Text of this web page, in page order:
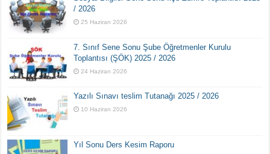
/ 2026
25 Haziran 2026
7. Sınıf Sene Sonu Şube Öğretmenler Kurulu
Toplantısı (ŞÖK) 2025 / 2026
24 Haziran 2026
Yazılı Sınavı teslim Tutanağı 2025 / 2026
10 Haziran 2026
Yıl Sonu Ders Kesim Raporu